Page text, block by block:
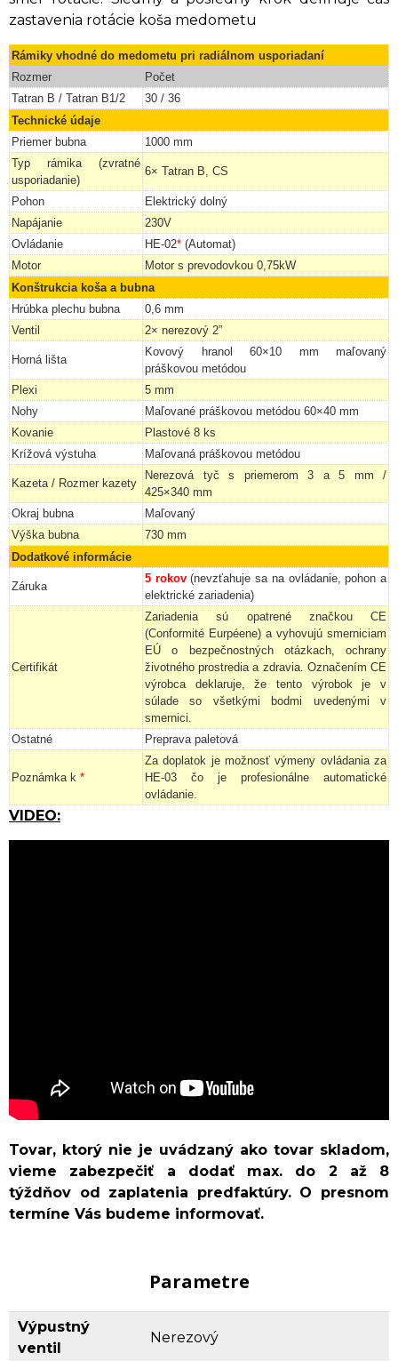
zastavenia rotácie koša medometu
Rámiky vhodné do medometu pri radiálnom usporiadaní
Rozmer
Počet
Tatran B / Tatran B1/2
30 / 36
Technické údaje
Priemer bubna
1000 mm
Typ rámika (zvratné
usporiadanie)
6× Tatran B, CS
Pohon
Elektrický dolný
Napájanie
230V
Ovládanie
HE-02* (Automat)
Motor
Motor s prevodovkou 0,75kW
Konštrukcia koša a bubna
Hrúbka plechu bubna
0,6 mm
Ventil
2× nerezový 2”
Horná lišta
Kovový hranol 60×10 mm maľovaný
práškovou metódou
Plexi
5 mm
Nohy
Maľované práškovou metódou 60×40 mm
Kovanie
Plastové 8 ks
Krížová výstuha
Maľovaná práškovou metódou
Kazeta / Rozmer kazety
Nerezová tyč s priemerom 3 a 5 mm /
425×340 mm
Okraj bubna
Maľovaný
Výška bubna
730 mm
Dodatkové informácie
Záruka
5 rokov(nevzťahuje sa na ovládanie, pohon a
elektrické zariadenia)
Certifikát
Zariadenia sú opatrené značkou CE
(Conformité Eurpéene) a vyhovujú smerniciam
EÚ o bezpečnostných otázkach, ochrany
životného prostredia a zdravia. Označením CE
výrobca deklaruje, že tento výrobok je v
súlade so všetkými bodmi uvedenými v
smernici.
Ostatné
Preprava paletová
Poznámka k *
Za doplatok je možnosť výmeny ovládania za
HE-03 čo je profesionálne automatické
ovládanie.
VIDEO:
Tovar, ktorý nie je uvádzaný ako tovar skladom,
vieme zabezpečiť a dodať max. do 2 až 8
týždňov od zaplatenia predfaktúry. O presnom
termíne Vás budeme informovať.
Parametre
Výpustný
ventil
Nerezový